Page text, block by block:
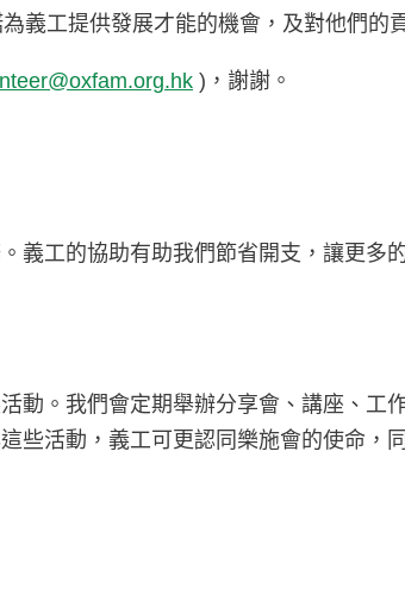
義工提供發展才能的機會，及對他們的
)，謝謝。
義工的協助有助我們節省開支，讓更多
動。我們會定期舉辦分享會、講座、工
些活動，義工可更認同樂施會的使命，